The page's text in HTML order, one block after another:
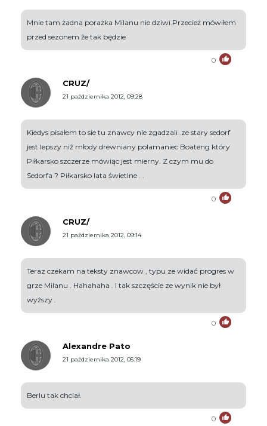
Mnie tam żadna porażka Milanu nie dziwi.Przecież mówiłem
przed sezonem że tak będzie
0
CRUZ/
21 października 2012, 09:28
Kiedys pisałem to sie tu znawcy nie zgadzali .ze stary sedorf
jest lepszy niż młody drewniany polamaniec Boateng który
Piłkarsko szczerze mówiąc jest mierny. Z czym mu do
Sedorfa ? Piłkarsko lata świetlne . .
0
CRUZ/
21 października 2012, 09:14
Teraz czekam na teksty znawcow , typu ze widać progres w
grze Milanu . Hahahaha . I tak szczęście ze wynik nie był
wyższy .
0
Alexandre Pato
21 października 2012, 05:19
Berlu tak chciał.
0